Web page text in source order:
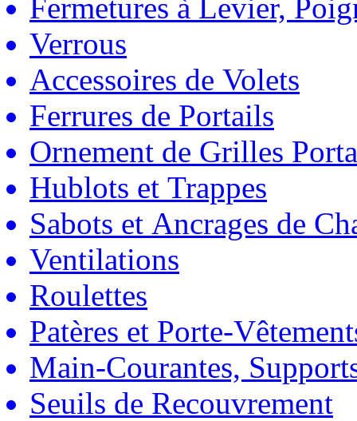
Fermetures à Levier,
Verrous
Accessoires de Volets
Ferrures de Portails
Ornement de Grilles
Hublots et Trappes
Sabots et Ancrages de
Ventilations
Roulettes
Patères et Porte-
Main-Courantes,
Seuils de Recouvrement